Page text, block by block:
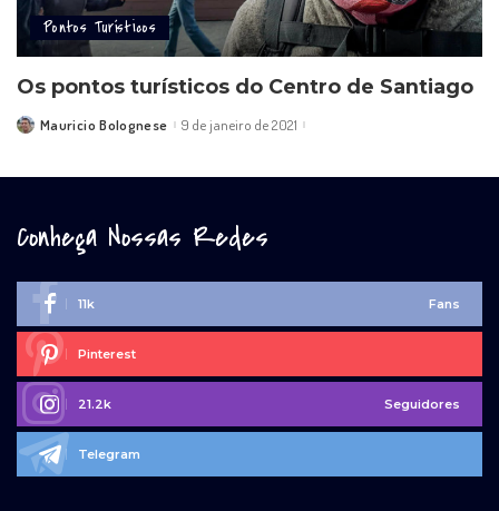
Pontos Turísticos
Os pontos turísticos do Centro de Santiago
PostedMauricio Bolognese 9 de janeiro de 2021
Conheça Nossas Redes
11k Fans
Pinterest
21.2k Seguidores
Telegram